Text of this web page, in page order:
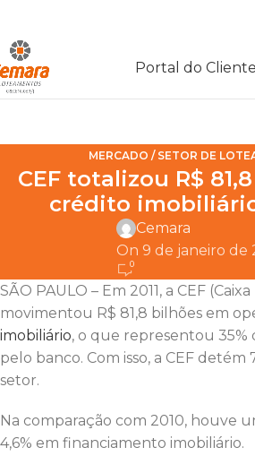
Portal do Cliente
MERCADO / SETOR DE
NOTÍCIAS SOBRE
CEF totalizou R$
crédito imobiliário
Cemara
On 9 de janeiro de
0
SÃO PAULO – Em 2011, a CEF
movimentou R$ 81,8 bilhões em
imobiliário, o que representou
pelo banco. Com isso, a CEF detém
setor.
Na comparação com 2010, houve
4,6% em financiamento imobiliário.